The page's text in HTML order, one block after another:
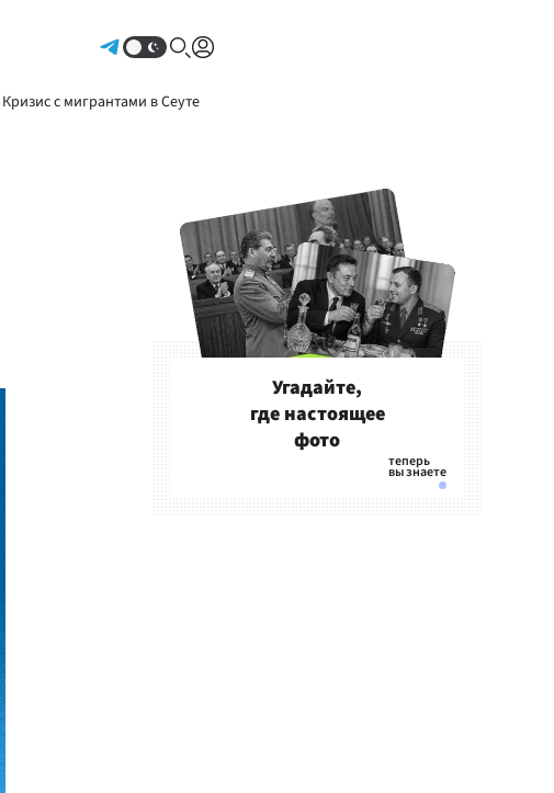
Кризис с мигрантами в Сеуте
Угадайте,
где настоящее
фото